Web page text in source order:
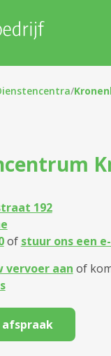
/
192
of stuur ons een
vervoer aan of
afspraak